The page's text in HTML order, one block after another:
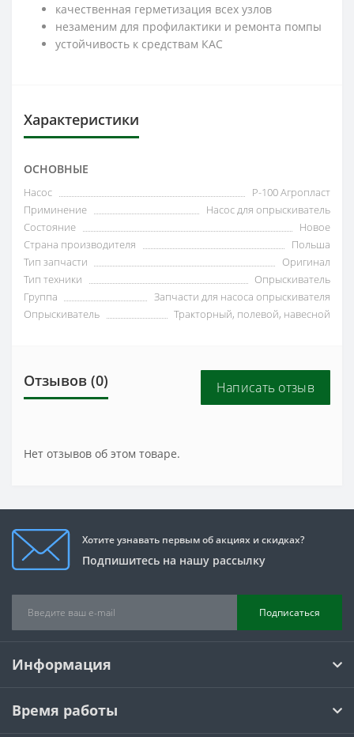
качественная герметизация всех узлов
незаменим для профилактики и ремонта помпы
устойчивость к средствам КАС
Характеристики
ОСНОВНЫЕ
Насос
Р-100 Агропласт
Приминение
Насос для опрыскиватель
Состояние
Новое
Страна производителя
Польша
Тип запчасти
Оригинал
Тип техники
Опрыскиватель
Группа
Запчасти для насоса опрыскивателя
Опрыскиватель
Тракторный, полевой, навесной
Отзывов (0) Написать отзыв
Нет отзывов об этом товаре.
Хотите узнавать первым об акциях и скидках?
Подпишитесь на нашу рассылку
Подписаться
Информация
Время работы